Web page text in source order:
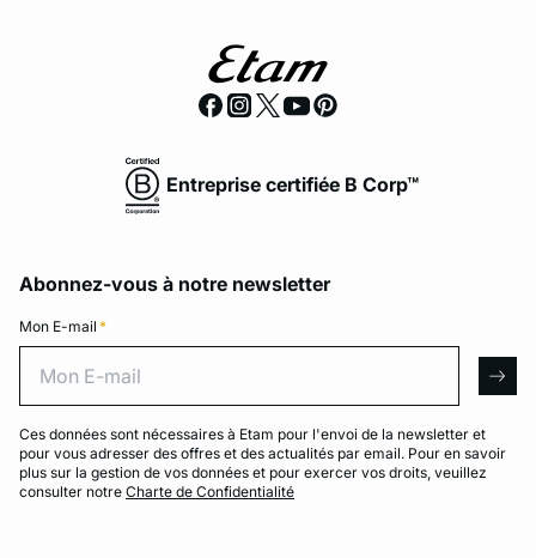
Entreprise certifiée B Corp™
Abonnez-vous à notre newsletter
Mon E-mail *
Ces données sont nécessaires à Etam pour l'envoi de la newsletter et
pour vous adresser des offres et des actualités par email. Pour en savoir
plus sur la gestion de vos données et pour exercer vos droits, veuillez
consulter notre Charte de Confidentialité